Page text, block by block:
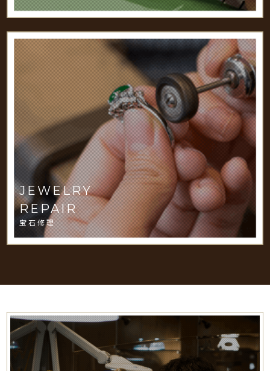
JEWELRY
REPAIR
宝石修理